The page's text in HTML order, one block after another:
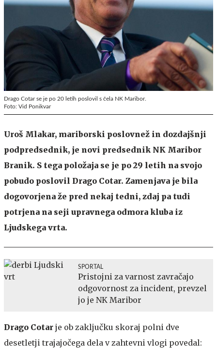
Drago Cotar se je po 20 letih poslovil s čela NK Maribor.
Foto: Vid Ponikvar
Uroš Mlakar, mariborski poslovnež in dozdajšnji
podpredsednik, je novi predsednik NK Maribor
Branik. S tega položaja se je po 29 letih na svojo
pobudo poslovil Drago Cotar. Zamenjava je bila
dogovorjena že pred nekaj tedni, zdaj pa tudi
potrjena na seji upravnega odmora kluba iz
Ljudskega vrta.
SPORTAL
Pristojni za varnost zavračajo
odgovornost za incident, prevzel
jo je NK Maribor
Drago Cotar je ob zaključku skoraj polni dve
desetletji trajajočega dela v zahtevni vlogi povedal: